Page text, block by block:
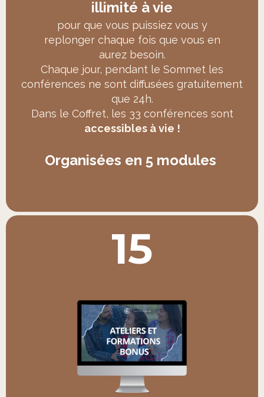
illimité à vie
pour que vous puissiez vous y
replonger chaque fois que vous en
aurez besoin.
Chaque jour, pendant le Sommet les
conférences ne sont diffusées gratuitement
que 24h.
Dans le Coffret, les 33 conférences sont
accessibles à vie !
Organisées en 5 modules
15